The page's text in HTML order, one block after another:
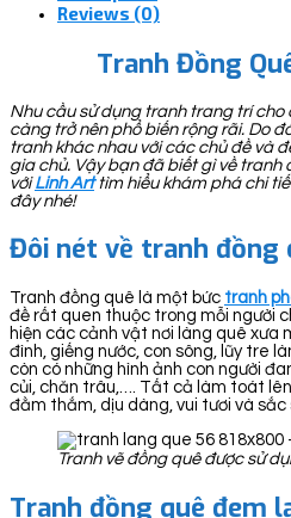
Reviews (0)
Tranh Đồng
Nhu cầu sử dụng tranh trang trí
càng trở nên phổ biến rộng rãi. Do
tranh khác nhau với các chủ đề và
gia chủ. Vậy bạn đã biết gì về tranh
vớiLinh Arttìm hiểu khám phá chi
đây nhé!
Đôi nét về tranh đồng
Tranh đồng quê là một bức tranh
đề rất quen thuộc trong mỗi người
hiện các cảnh vật nơi làng quê xưa
đình, giếng nước, con sông, lũy tre
còn có những hình ảnh con người
củi, chăn trâu,…. Tất cả làm toát
đằm thắm, dịu dàng, vui tươi và
Tranh vẽ đồng quê được sử
Tranh đồng quê đem